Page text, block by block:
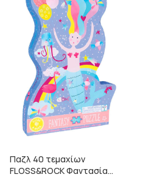
Παζλ 40 τεμαχίων
FLOSS&ROCK Φαντασία